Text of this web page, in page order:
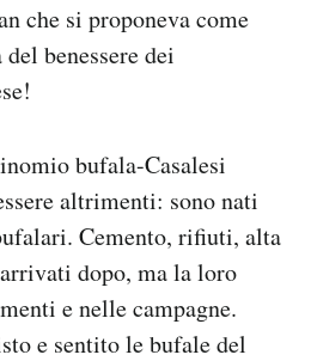
che si proponeva come
benessere dei
bufala-Casalesi
altrimenti: sono nati
Cemento, rifiuti, alta
dopo, ma la loro
e nelle campagne.
e sentito le bufale del